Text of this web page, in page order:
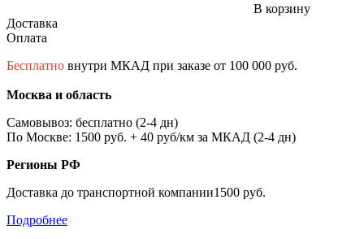
В корзину
Доставка
Оплата
Бесплатно внутри МКАД при заказе от 100 000 руб.
Москва и область
Самовывоз: бесплатно (2-4 дн)
По Москве: 1500 руб. + 40 руб/км за МКАД (2-4 дн)
Регионы РФ
Доставка до транспортной компании1500 руб.
Подробнее